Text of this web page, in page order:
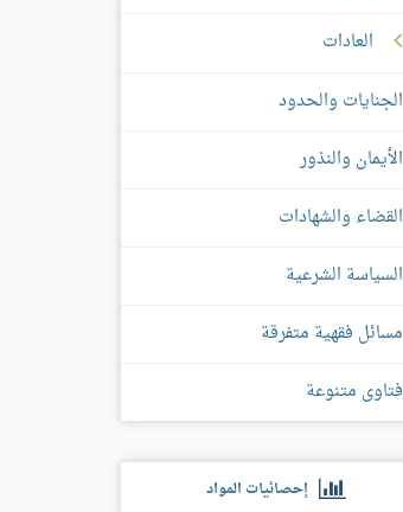
العادات
الجنايات والحدود
الأيمان والنذور
القضاء والشهادات
السياسة الشرعية
مسائل فقهية متفرقة
فتاوى متنوعة
إحصائيات المواد